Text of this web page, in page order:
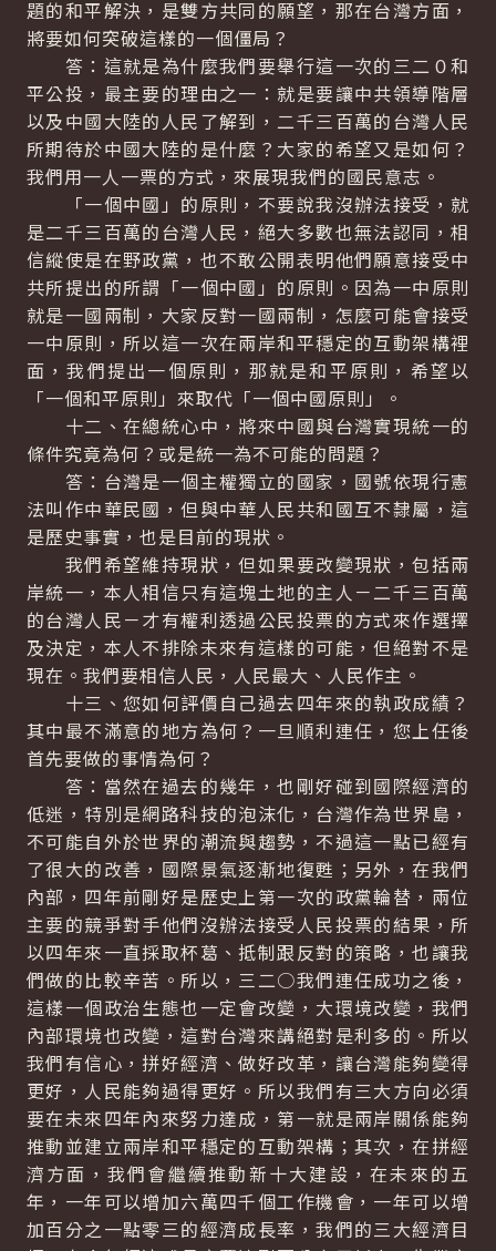
題的和平解決，是雙方共同的願望，那在台灣方面，
將要如何突破這樣的一個僵局？
答：這就是為什麼我們要舉行這一次的三二０和
平公投，最主要的理由之一：就是要讓中共領導階層
以及中國大陸的人民了解到，二千三百萬的台灣人民
所期待於中國大陸的是什麼？大家的希望又是如何？
我們用一人一票的方式，來展現我們的國民意志。
「一個中國」的原則，不要說我沒辦法接受，就
是二千三百萬的台灣人民，絕大多數也無法認同，相
信縱使是在野政黨，也不敢公開表明他們願意接受中
共所提出的所謂「一個中國」的原則。因為一中原則
就是一國兩制，大家反對一國兩制，怎麼可能會接受
一中原則，所以這一次在兩岸和平穩定的互動架構裡
面，我們提出一個原則，那就是和平原則，希望以
「一個和平原則」來取代「一個中國原則」。
十二、在總統心中，將來中國與台灣實現統一的
條件究竟為何？或是統一為不可能的問題？
答：台灣是一個主權獨立的國家，國號依現行憲
法叫作中華民國，但與中華人民共和國互不隸屬，這
是歷史事實，也是目前的現狀。
我們希望維持現狀，但如果要改變現狀，包括兩
岸統一，本人相信只有這塊土地的主人－二千三百萬
的台灣人民－才有權利透過公民投票的方式來作選擇
及決定，本人不排除未來有這樣的可能，但絕對不是
現在。我們要相信人民，人民最大、人民作主。
十三、您如何評價自己過去四年來的執政成績？
其中最不滿意的地方為何？一旦順利連任，您上任後
首先要做的事情為何？
答：當然在過去的幾年，也剛好碰到國際經濟的
低迷，特別是網路科技的泡沫化，台灣作為世界島，
不可能自外於世界的潮流與趨勢，不過這一點已經有
了很大的改善，國際景氣逐漸地復甦；另外，在我們
內部，四年前剛好是歷史上第一次的政黨輪替，兩位
主要的競爭對手他們沒辦法接受人民投票的結果，所
以四年來一直採取杯葛、抵制跟反對的策略，也讓我
們做的比較辛苦。所以，三二○我們連任成功之後，
這樣一個政治生態也一定會改變，大環境改變，我們
內部環境也改變，這對台灣來講絕對是利多的。所以
我們有信心，拼好經濟、做好改革，讓台灣能夠變得
更好，人民能夠過得更好。所以我們有三大方向必須
要在未來四年內來努力達成，第一就是兩岸關係能夠
推動並建立兩岸和平穩定的互動架構；其次，在拼經
濟方面，我們會繼續推動新十大建設，在未來的五
年，一年可以增加六萬四千個工作機會，一年可以增
加百分之一點零三的經濟成長率，我們的三大經濟目